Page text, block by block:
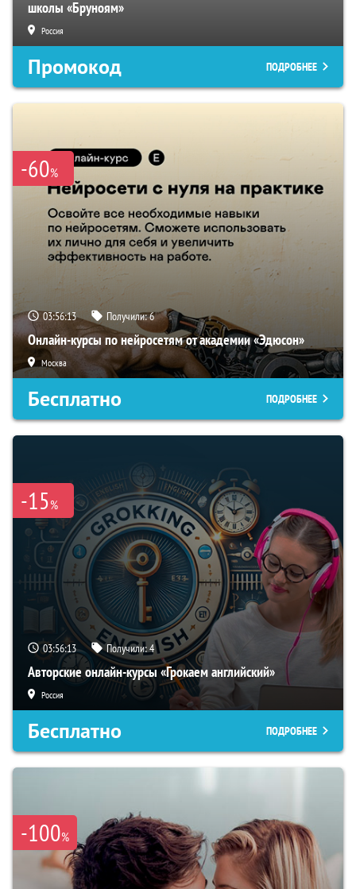
школы «Бруноям»
Россия
Промокод ПОДРОБНЕЕ
-60%
03:56:12 Получили:6
Онлайн-курсы по нейросетям от академии «Эдюсон»
Москва
Бесплатно ПОДРОБНЕЕ
-15%
03:56:12 Получили:4
Авторские онлайн-курсы «Грокаем английский»
Россия
Бесплатно ПОДРОБНЕЕ
-100%